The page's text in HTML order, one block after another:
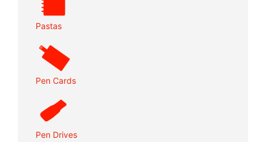
Pastas
Pen Cards
Pen Drives